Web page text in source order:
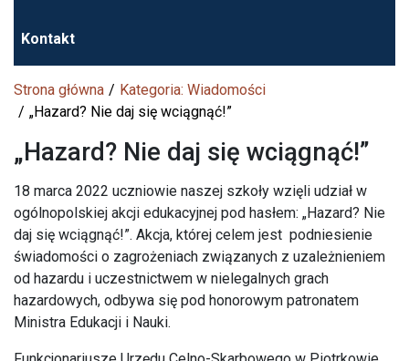
Kontakt
Strona główna
Kategoria: Wiadomości
„Hazard? Nie daj się wciągnąć!”
„Hazard? Nie daj się wciągnąć!”
18 marca 2022 uczniowie naszej szkoły wzięli udział w
ogólnopolskiej akcji edukacyjnej pod hasłem: „Hazard? Nie
daj się wciągnąć!”. Akcja, której celem jest podniesienie
świadomości o zagrożeniach związanych z uzależnieniem
od hazardu i uczestnictwem w nielegalnych grach
hazardowych, odbywa się pod honorowym patronatem
Ministra Edukacji i Nauki.